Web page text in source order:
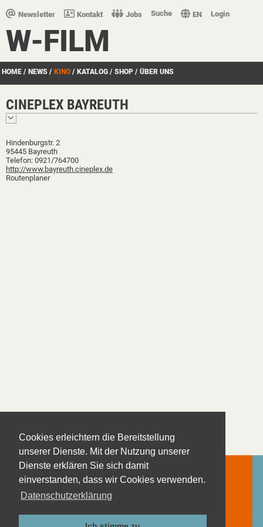
Cookies erleichtern die Bereitstellung
unserer Dienste. Mit der Nutzung unserer
Dienste erklären Sie sich damit
einverstanden, dass wir Cookies verwenden.
Datenschutzerklärung
Newsletter Kontakt Jobs Suche EN Login
W-FILM
HOME / NEWS / KINO / KATALOG / SHOP / ÜBER UNS
CINEPLEX BAYREUTH
Hindenburgstr. 2
95445 Bayreuth
Telefon: 0921/764700
http://www.bayreuth.cineplex.de
Routenplaner